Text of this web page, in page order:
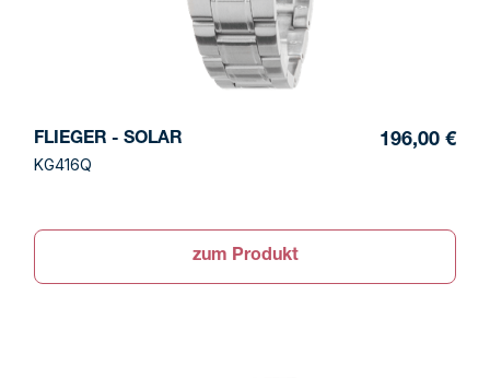
FLIEGER - SOLAR
KG416Q
196,00 €
zum Produkt